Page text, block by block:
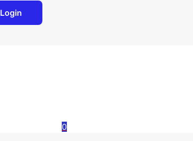
Login
0